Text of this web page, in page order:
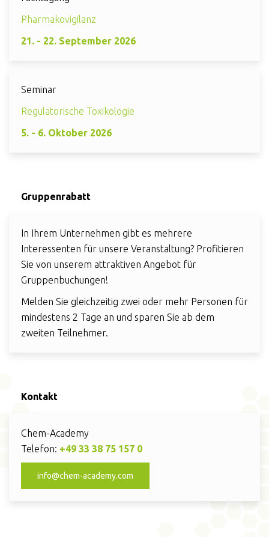
Pharmakovigilanz
21. - 22. September 2026
Seminar
Regulatorische Toxikologie
5. - 6. Oktober 2026
Gruppenrabatt
In Ihrem Unternehmen gibt es mehrere
Interessenten für unsere Veranstaltung? Profitieren
Sie von unserem attraktiven Angebot für
Gruppenbuchungen!
Melden Sie gleichzeitig zwei oder mehr Personen für
mindestens 2 Tage an und sparen Sie ab dem
zweiten Teilnehmer.
Kontakt
Chem-Academy
Telefon: +49 33 38 75 157 0
info@chem-academy.com